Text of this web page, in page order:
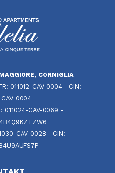
CORNIGLIA
011012-CAV-0004 - CIN:
CAV-0004
011024-CAV-0069 -
CAV-0028 - CIN: